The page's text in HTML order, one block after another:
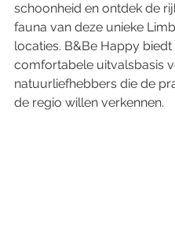
schoonheid en ontdek de
fauna van deze unieke
locaties. B&Be Happy biedt
comfortabele uitvalsbasis
natuurliefhebbers die de
de regio willen verkennen.